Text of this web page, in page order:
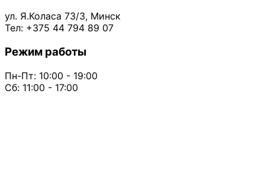
ул. Я.Коласа 73/3, Минск
Тел: +375 44 794 89 07
Режим работы
Пн-Пт: 10:00 - 19:00
Сб: 11:00 - 17:00